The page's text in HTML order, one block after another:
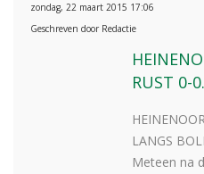
zondag, 22 maart 2015 17:06
Geschreven door Redactie
RUST 0-0.
LANGS
Meteen na